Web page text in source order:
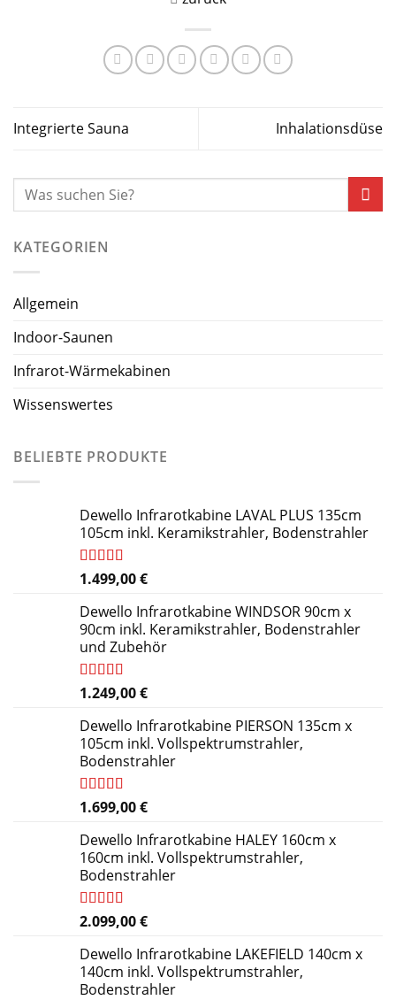
Integrierte Sauna Inhalationsdüse
KATEGORIEN
Allgemein
Indoor-Saunen
Infrarot-Wärmekabinen
Wissenswertes
BELIEBTE PRODUKTE
Dewello Infrarotkabine LAVAL PLUS 135cm
105cm inkl. Keramikstrahler, Bodenstrahler
Bewertet
4.91
von 5
1.499,00€
Dewello Infrarotkabine WINDSOR 90cm x
90cm inkl. Keramikstrahler, Bodenstrahler
und Zubehör
Bewertet
5.00
5
1.249,00€
Dewello Infrarotkabine PIERSON 135cm x
105cm inkl. Vollspektrumstrahler,
Bodenstrahler
Bewertet
4.84
von 5
1.699,00€
Dewello Infrarotkabine HALEY 160cm x
160cm inkl. Vollspektrumstrahler,
Bodenstrahler
Bewertet
4.27
von 5
2.099,00€
Dewello Infrarotkabine LAKEFIELD 140cm x
140cm inkl. Vollspektrumstrahler,
Bodenstrahler